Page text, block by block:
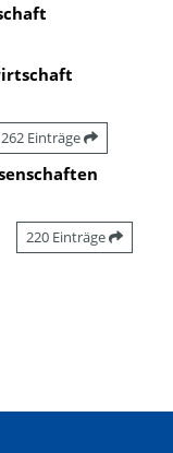
262 Einträge
220 Einträge